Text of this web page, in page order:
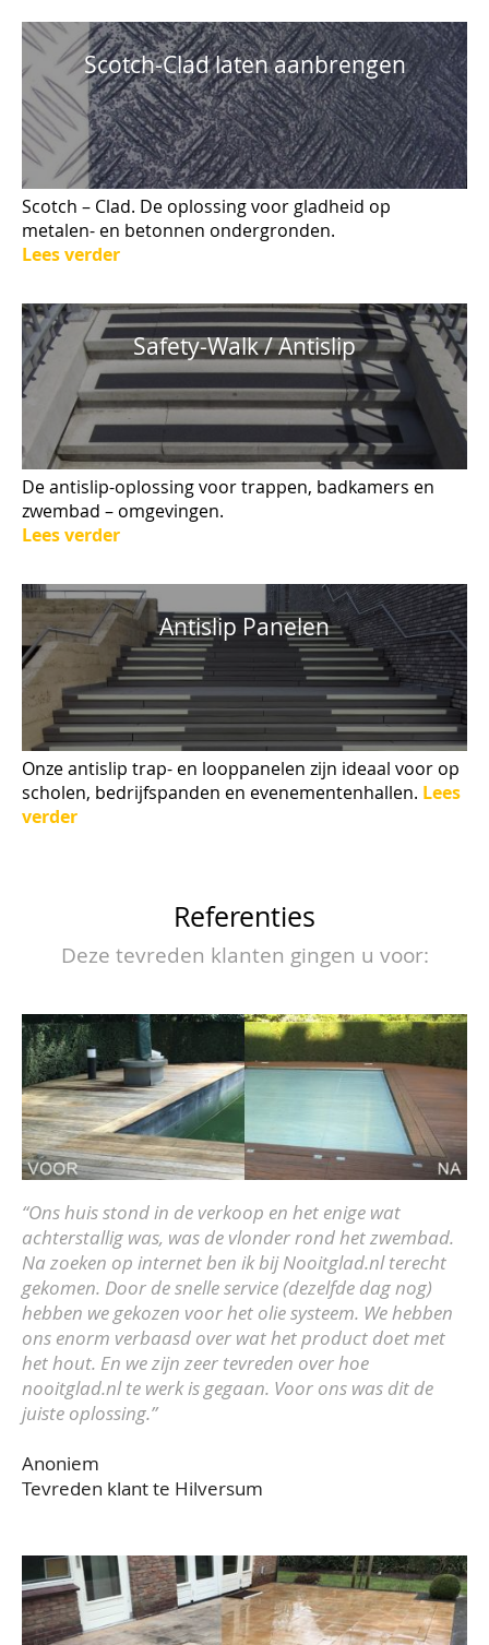
Scotch-Clad laten aanbrengen
Scotch – Clad. De oplossing voor gladheid op
metalen- en betonnen ondergronden.
Lees verder
Safety-Walk / Antislip
De antislip-oplossing voor trappen, badkamers en
zwembad – omgevingen.
Lees verder
Antislip Panelen
Onze antislip trap- en looppanelen zijn ideaal voor op
scholen, bedrijfspanden en evenementenhallen. Lees
verder
Referenties
Deze tevreden klanten gingen u voor:
“Ons huis stond in de verkoop en het enige wat
achterstallig was, was de vlonder rond het zwembad.
Na zoeken op internet ben ik bij Nooitglad.nl terecht
gekomen. Door de snelle service (dezelfde dag nog)
hebben we gekozen voor het olie systeem. We hebben
ons enorm verbaasd over wat het product doet met
het hout. En we zijn zeer tevreden over hoe
nooitglad.nl te werk is gegaan. Voor ons was dit de
juiste oplossing.”
Anoniem
Tevreden klant te Hilversum